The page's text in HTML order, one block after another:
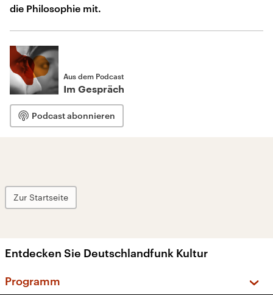
die Philosophie mit.
Aus dem Podcast
Im Gespräch
Podcast abonnieren
Zur Startseite
Entdecken Sie Deutschlandfunk Kultur
Programm